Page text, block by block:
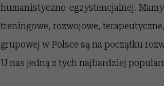
humanistyczno-egzystencjalnej.
treningowe, rozwojowe,
grupowej w Polsce są na początku
U nas jedną z tych najbardziej